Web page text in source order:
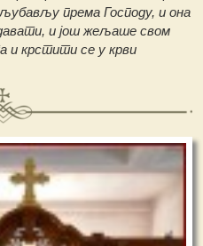
према Господу, и она
и још жељаше свом
и крстити се у крви